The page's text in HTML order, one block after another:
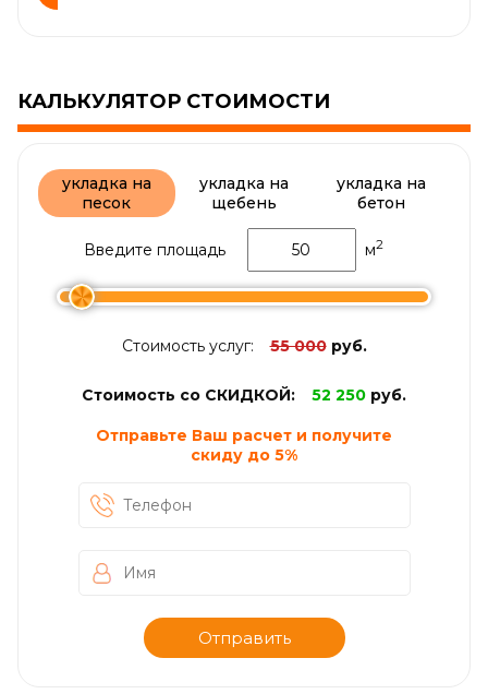
КАЛЬКУЛЯТОР СТОИМОСТИ
укладка на
песок
укладка на
щебень
укладка на
бетон
Введите площадь м2
Стоимость услуг: 55 000руб.
Стоимость со СКИДКОЙ: 52 250 руб.
Отправьте Ваш расчет и получите
скиду до 5%